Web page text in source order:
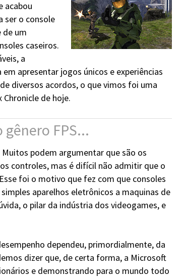
acabou
ser o console
de um
caseiros.
a
apresentar jogos únicos e experiências
diversos acordos, o que vimos foi uma
de hoje.
FPS...
podem argumentar que são os
controles, mas é difícil não admitir que o
foi o motivo que fez com que consoles
aparelhos eletrônicos a maquinas de
o pilar da indústria dos videogames, e
dependeu, primordialmente, da
dizer que, de certa forma, a Microsoft
e demonstrando para o mundo todo